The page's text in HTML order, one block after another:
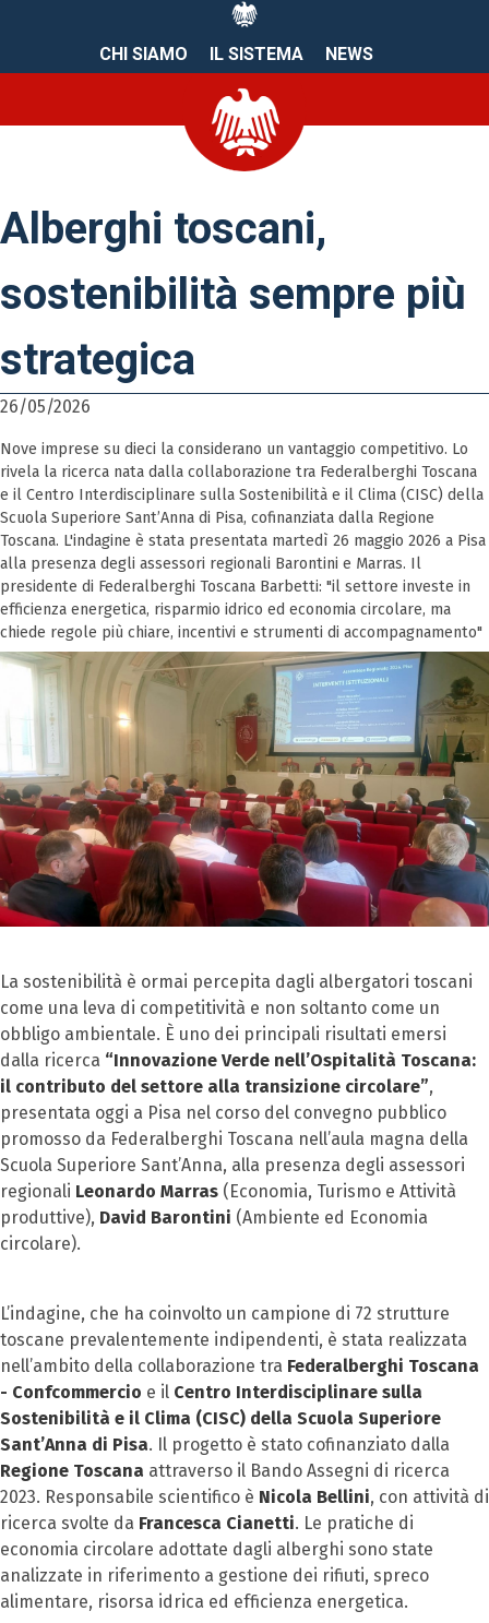
CHI SIAMO IL SISTEMA NEWS
Alberghi toscani,
sostenibilità sempre più
strategica
26/05/2026
Nove imprese su dieci la considerano un vantaggio competitivo. Lo
rivela la ricerca nata dalla collaborazione tra Federalberghi Toscana
e il Centro Interdisciplinare sulla Sostenibilità e il Clima (CISC) della
Scuola Superiore Sant’Anna di Pisa, cofinanziata dalla Regione
Toscana. L'indagine è stata presentata martedì 26 maggio 2026 a Pisa
alla presenza degli assessori regionali Barontini e Marras. Il
presidente di Federalberghi Toscana Barbetti: "il settore investe in
efficienza energetica, risparmio idrico ed economia circolare, ma
chiede regole più chiare, incentivi e strumenti di accompagnamento"
La sostenibilità è ormai percepita dagli albergatori toscani
come una leva di competitività e non soltanto come un
obbligo ambientale. È uno dei principali risultati emersi
dalla ricerca “Innovazione Verde nell’Ospitalità Toscana:
il contributo del settore alla transizione circolare”,
presentata oggi a Pisa nel corso del convegno pubblico
promosso da Federalberghi Toscana nell’aula magna della
Scuola Superiore Sant’Anna, alla presenza degli assessori
regionali Leonardo Marras (Economia, Turismo e Attività
produttive), David Barontini (Ambiente ed Economia
circolare).
L’indagine, che ha coinvolto un campione di 72 strutture
toscane prevalentemente indipendenti, è stata realizzata
nell’ambito della collaborazione tra Federalberghi Toscana
- Confcommercio e il Centro Interdisciplinare sulla
Sostenibilità e il Clima (CISC) della Scuola Superiore
Sant’Anna di Pisa. Il progetto è stato cofinanziato dalla
Regione Toscana attraverso il Bando Assegni di ricerca
2023. Responsabile scientifico è Nicola Bellini, con attività di
ricerca svolte da Francesca Cianetti. Le pratiche di
economia circolare adottate dagli alberghi sono state
analizzate in riferimento a gestione dei rifiuti, spreco
alimentare, risorsa idrica ed efficienza energetica.